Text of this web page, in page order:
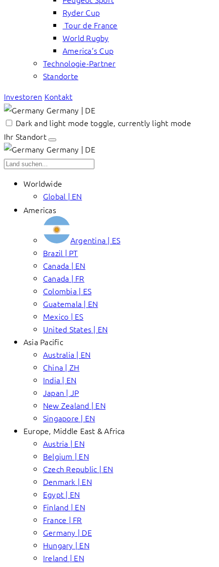
Ryder Cup
Tour de France
World Rugby
America’s Cup
Technologie-Partner
Standorte
Investoren Kontakt
Germany | DE
Dark and light mode toggle, currently light mode
Ihr Standort
Germany | DE
Worldwide
Global | EN
Americas
Argentina | ES
Brazil | PT
Canada | EN
Canada | FR
Colombia | ES
Guatemala | EN
Mexico | ES
United States | EN
Asia Pacific
Australia | EN
China | ZH
India | EN
Japan | JP
New Zealand | EN
Singapore | EN
Europe, Middle East & Africa
Austria | EN
Belgium | EN
Czech Republic | EN
Denmark | EN
Egypt | EN
Finland | EN
France | FR
Germany | DE
Hungary | EN
Ireland | EN